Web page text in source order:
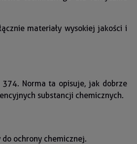
materiały wysokiej jakości i
Norma ta opisuje, jak dobrze
substancji chemicznych.
ochrony chemicznej.